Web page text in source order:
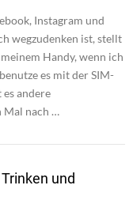
Instagram und
wegzudenken ist, stellt
Handy, wenn ich
es mit der SIM-
andere
Mal nach …
und